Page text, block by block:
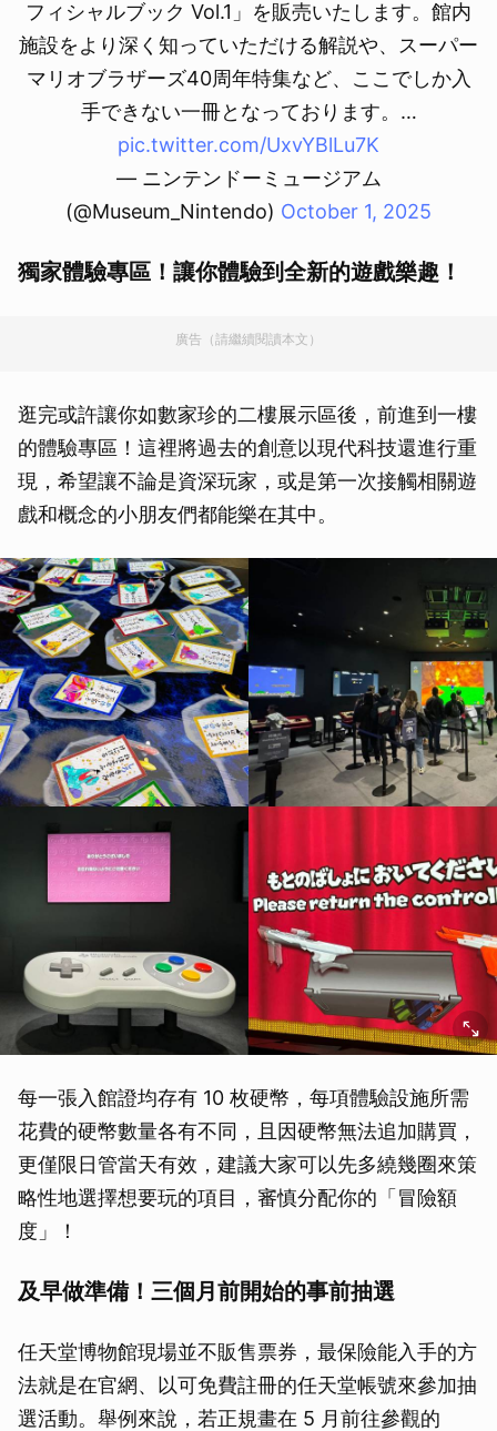
フィシャルブック Vol.1」を販売いたします。館内
施設をより深く知っていただける解説や、スーパー
マリオブラザーズ40周年特集など、ここでしか入
手できない一冊となっております。…
pic.twitter.com/UxvYBlLu7K
— ニンテンドーミュージアム
(@Museum_Nintendo) October 1, 2025
獨家體驗專區！讓你體驗到全新的遊戲樂趣！
廣告（請繼續閱讀本文）
逛完或許讓你如數家珍的二樓展示區後，前進到一樓
的體驗專區！這裡將過去的創意以現代科技還進行重
現，希望讓不論是資深玩家，或是第一次接觸相關遊
戲和概念的小朋友們都能樂在其中。
每一張入館證均存有 10 枚硬幣，每項體驗設施所需
花費的硬幣數量各有不同，且因硬幣無法追加購買，
更僅限日管當天有效，建議大家可以先多繞幾圈來策
略性地選擇想要玩的項目，審慎分配你的「冒險額
度」！
及早做準備！三個月前開始的事前抽選
任天堂博物館現場並不販售票券，最保險能入手的方
法就是在官網、以可免費註冊的任天堂帳號來參加抽
選活動。舉例來說，若正規畫在 5 月前往參觀的